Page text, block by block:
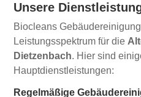
Unsere
Biocleans
Leistungsspektrum für die
Dietzenbach. Hier sind
Hauptdienstleistungen:
Regelmäßige